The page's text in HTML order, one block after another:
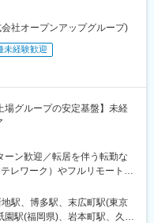
社オープンアップグループ)
未経験歓迎
場グループの安定基盤】未経
ーン歓迎／転居を伴う転勤な
レワーク）やフルリモート案
・愛知・大阪・福岡の4拠点
ご応募いただけます。◎本社
不動産秋葉原駅前ビル6F┗
駅、博多駅、末広町駅(東京
駅(福岡県)、岩本町駅、久屋